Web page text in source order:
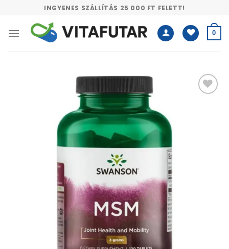
content
INGYENES SZÁLLÍTÁS 25 000 FT FELETT!
0